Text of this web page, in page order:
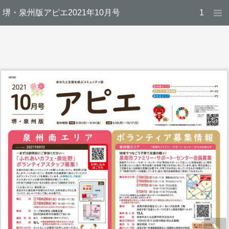
堺・泉州版アピエ2021年10月号 1